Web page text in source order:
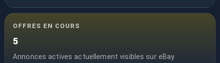
OFFRES EN COURS
5
Annonces actives actuellement visibles sur eBay